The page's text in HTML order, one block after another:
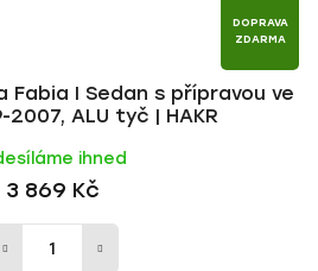
DOPRAVA
ZDARMA
Fabia I Sedan s přípravou ve
ALU tyč | HAKR
ihned
3 869 Kč